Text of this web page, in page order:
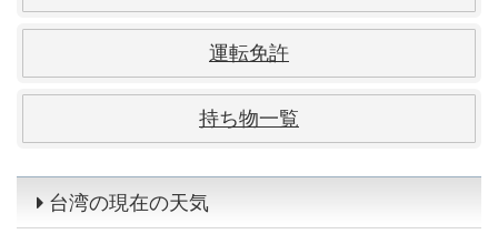
運転免許
持ち物一覧
台湾の現在の天気